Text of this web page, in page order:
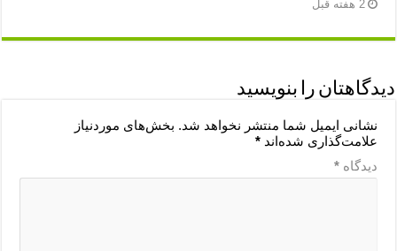
2 هفته قبل
دیدگاهتان را بنویسید
نشانی ایمیل شما منتشر نخواهد شد. بخش‌های موردنیاز
علامت‌گذاری شده‌اند*
دیدگاه*